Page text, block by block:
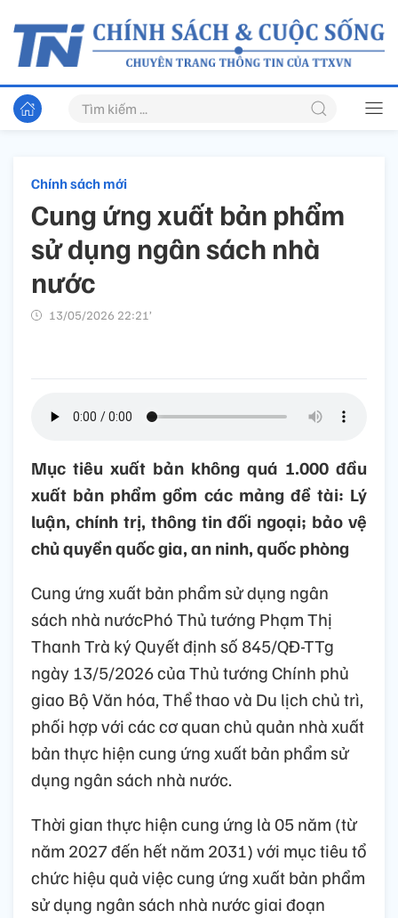
Chính sách mới
Cung ứng xuất bản phẩm
sử dụng ngân sách nhà
nước
13/05/2026 22:21’
Mục tiêu xuất bản không quá 1.000 đầu
xuất bản phẩm gồm các mảng đề tài: Lý
luận, chính trị, thông tin đối ngoại; bảo vệ
chủ quyền quốc gia, an ninh, quốc phòng
Cung ứng xuất bản phẩm sử dụng ngân
sách nhà nướcPhó Thủ tướng Phạm Thị
Thanh Trà ký Quyết định số 845/QĐ-TTg
ngày 13/5/2026 của Thủ tướng Chính phủ
giao Bộ Văn hóa, Thể thao và Du lịch chủ trì,
phối hợp với các cơ quan chủ quản nhà xuất
bản thực hiện cung ứng xuất bản phẩm sử
dụng ngân sách nhà nước.
Thời gian thực hiện cung ứng là 05 năm (từ
năm 2027 đến hết năm 2031) với mục tiêu tổ
chức hiệu quả việc cung ứng xuất bản phẩm
sử dụng ngân sách nhà nước giai đoạn